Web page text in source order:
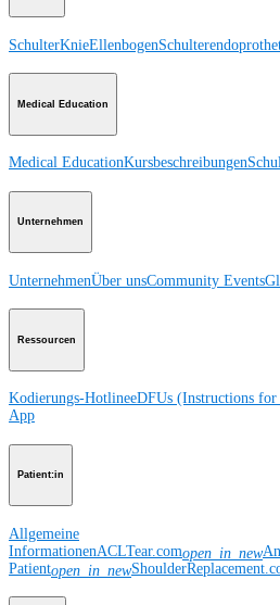
SchulterKnieEllenbogen
Medical Education
Medical EducationKursbeschreibungen
Unternehmen
UnternehmenÜber unsCommunity Events
Ressourcen
Kodierungs-HotlineeDFUs (Instructions for
App
Patient:in
Allgemeine
InformationenACLTear.comopen_in_new
Patientopen_in_new